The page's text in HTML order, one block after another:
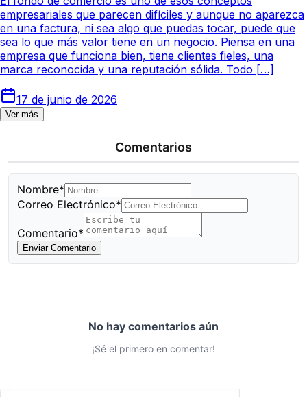
empresariales que parecen difíciles y aunque no aparezca
en una factura, ni sea algo que puedas tocar, puede que
sea lo que más valor tiene en un negocio. Piensa en una
empresa que funciona bien, tiene clientes fieles, una
marca reconocida y una reputación sólida. Todo […]
17 de junio de 2026
Ver más
Comentarios
Nombre*
Correo Electrónico*
Comentario*
Enviar Comentario
No hay comentarios aún
¡Sé el primero en comentar!